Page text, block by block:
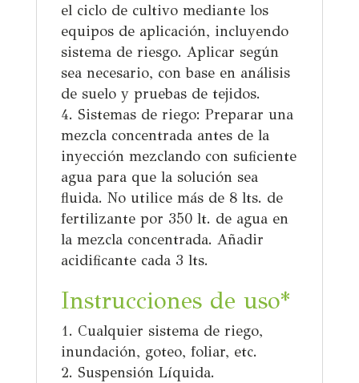
el ciclo de cultivo mediante los
equipos de aplicación, incluyendo
sistema de riesgo. Aplicar según
sea necesario, con base en análisis
de suelo y pruebas de tejidos.
Sistemas de riego: Preparar una
mezcla concentrada antes de la
inyección mezclando con suficiente
agua para que la solución sea
fluida. No utilice más de 8 lts. de
fertilizante por 350 lt. de agua en
la mezcla concentrada. Añadir
acidificante cada 3 lts.
Instrucciones de uso*
Cualquier sistema de riego,
inundación, goteo, foliar, etc.
Suspensión Líquida.